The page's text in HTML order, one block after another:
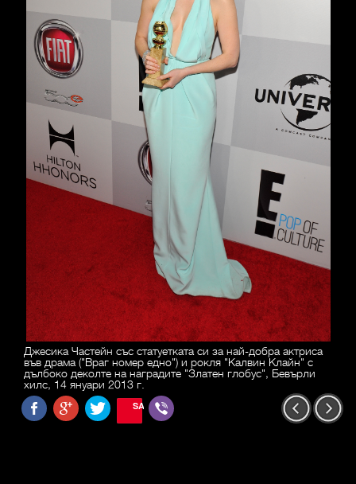
Джесика Частейн със статуетката си за най-добра актриса
във драма ("Враг номер едно") и рокля "Калвин Клайн" с
дълбоко деколте на наградите "Златен глобус", Бевърли
хилс, 14 януари 2013 г.
SAVE